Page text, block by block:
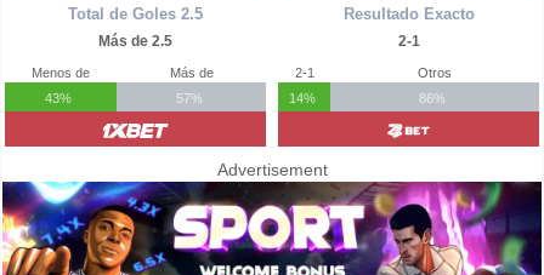
Total de Goles 2.5
Más de 2.5
Menos de
43%
Más de
57%
Resultado Exacto
2-1
2-1
14%
Otros
86%
Advertisement